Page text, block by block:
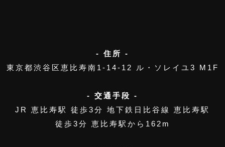
- 住所 -
東京都渋谷区恵比寿南1-14-12
ル・ソレイユ3 M1F
- 交通手段 -
JR 恵比寿駅 徒歩3分 地下鉄日比谷線 恵比寿駅
徒歩3分 恵比寿駅から162m